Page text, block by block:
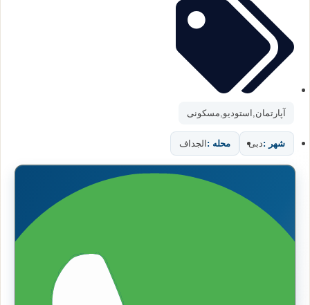
آپارتمان,استودیو,مسکونی
شهر : دبی محله :الجداف